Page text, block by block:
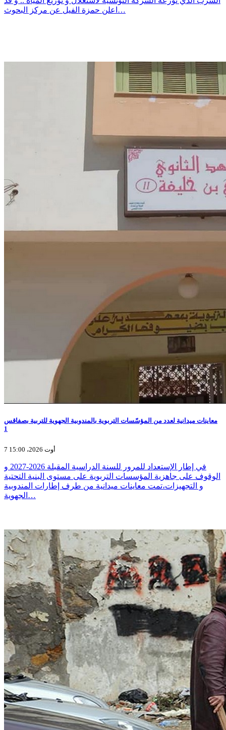
اعلن حمزة الفيل عن مركز البحوث…
معاينات ميدانية لعدد من المؤسّسات التربوية بالمندوبية الجهوية للتربية بصفاقس
1
7 أوت 2026، 15:00
في إطار الإستعداد للمرور للسنة الدراسية المقبلة 2026-2027 و
الوقوف على جاهزية المؤسسات التربوية على مستوى البنية التحتية
و التجهيزات،تمت معاينات ميدانية من طرف إطارات المندوبية
الجهوية…